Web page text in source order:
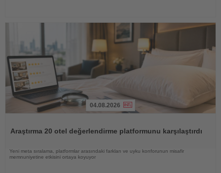
04.08.2026
Araştırma 20 otel değerlendirme platformunu karşılaştırdı
Yeni meta sıralama, platformlar arasındaki farkları ve uyku konforunun misafir
memnuniyetine etkisini ortaya koyuyor